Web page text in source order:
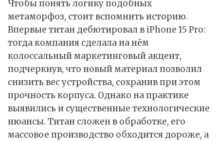
Чтобы понять логику подобных
метаморфоз, стоит вспомнить историю.
Впервые титан дебютировал в iPhone 15 Pro:
тогда компания сделала на нём
колоссальный маркетинговый акцент,
подчеркнув, что новый материал позволил
снизить вес устройства, сохранив при этом
прочность корпуса. Однако на практике
выявились и существенные технологические
нюансы. Титан сложен в обработке, его
массовое производство обходится дороже, а